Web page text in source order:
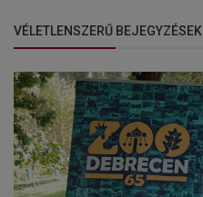
VÉLETLENSZERŰ BEJEGYZÉSEK